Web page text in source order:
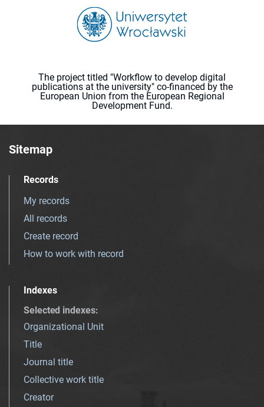
The project titled "Workflow to develop digital
publications at the university" co-financed by the
European Union from the European Regional
Development Fund.
Sitemap
Records
My records
All records
Create record
How to work with record
Indexes
Selected indexes:
Organizational Unit
Title
Journal title
Collective work title
Creator